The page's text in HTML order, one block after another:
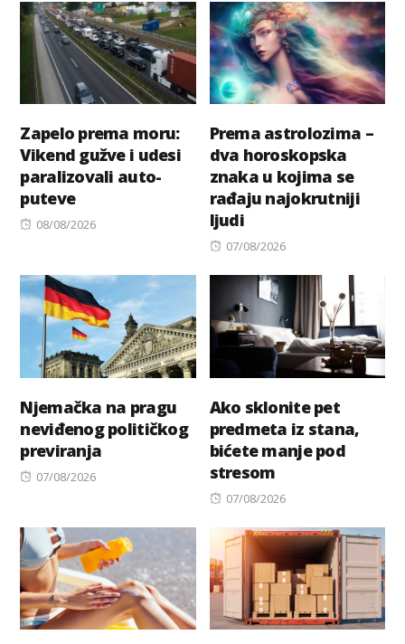
Zapelo prema moru:
Vikend gužve i udesi
paralizovali auto-
puteve
Posted
08/08/2026
Prema astrolozima –
dva horoskopska
znaka u kojima se
rađaju najokrutniji
ljudi
Posted
07/08/2026
Njemačka na pragu
neviđenog političkog
previranja
Posted
07/08/2026
Ako sklonite pet
predmeta iz stana,
bićete manje pod
stresom
Posted
07/08/2026